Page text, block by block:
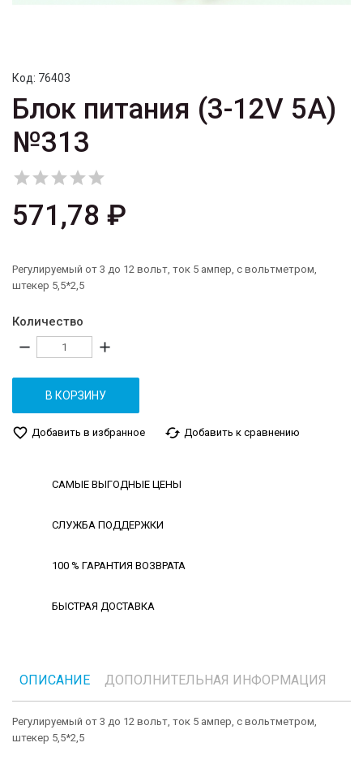
Код: 76403
Блок питания (3-12V 5A)
№313

571,78 ₽
Регулируемый от 3 до 12 вольт, ток 5 ампер, с вольтметром,
штекер 5,5*2,5
Количество
remove add
В КОРЗИНУ
favorite_border Добавить в избранное cached Добавить к сравнению
САМЫЕ ВЫГОДНЫЕ ЦЕНЫ
СЛУЖБА ПОДДЕРЖКИ
100 % ГАРАНТИЯ ВОЗВРАТА
БЫСТРАЯ ДОСТАВКА
ОПИСАНИЕ ДОПОЛНИТЕЛЬНАЯ ИНФОРМАЦИЯ
Регулируемый от 3 до 12 вольт, ток 5 ампер, с вольтметром,
штекер 5,5*2,5